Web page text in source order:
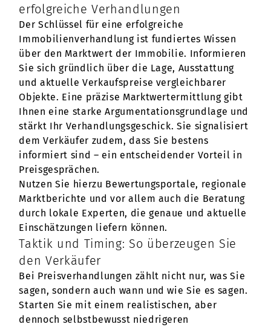
erfolgreiche Verhandlungen
Der Schlüssel für eine erfolgreiche
Immobilienverhandlung ist fundiertes Wissen
über den Marktwert der Immobilie. Informieren
Sie sich gründlich über die Lage, Ausstattung
und aktuelle Verkaufspreise vergleichbarer
Objekte. Eine präzise Marktwertermittlung gibt
Ihnen eine starke Argumentationsgrundlage und
stärkt Ihr Verhandlungsgeschick. Sie signalisiert
dem Verkäufer zudem, dass Sie bestens
informiert sind – ein entscheidender Vorteil in
Preisgesprächen.
Nutzen Sie hierzu Bewertungsportale, regionale
Marktberichte und vor allem auch die Beratung
durch lokale Experten, die genaue und aktuelle
Einschätzungen liefern können.
Taktik und Timing: So überzeugen Sie
den Verkäufer
Bei Preisverhandlungen zählt nicht nur, was Sie
sagen, sondern auch wann und wie Sie es sagen.
Starten Sie mit einem realistischen, aber
dennoch selbstbewusst niedrigeren